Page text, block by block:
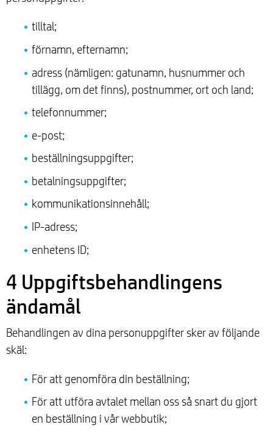
tilltal;
förnamn, efternamn;
adress (nämligen: gatunamn, husnummer och
tillägg, om det finns), postnummer, ort och land;
telefonnummer;
e-post;
beställningsuppgifter;
betalningsuppgifter;
kommunikationsinnehåll;
IP-adress;
enhetens ID;
4 Uppgiftsbehandlingens
ändamål
Behandlingen av dina personuppgifter sker av följande
skäl:
För att genomföra din beställning;
För att utföra avtalet mellan oss så snart du gjort
en beställning i vår webbutik;